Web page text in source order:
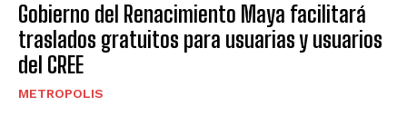
Gobierno del Renacimiento Maya facilitará
traslados gratuitos para usuarias y usuarios
del CREE
METROPOLIS